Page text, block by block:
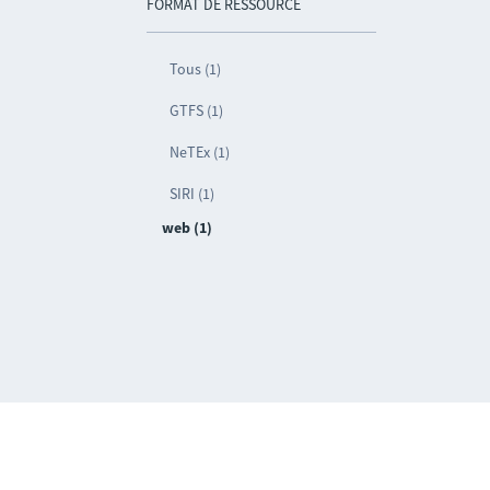
FORMAT DE RESSOURCE
Tous (1)
GTFS (1)
NeTEx (1)
SIRI (1)
web (1)